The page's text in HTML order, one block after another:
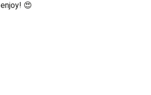
enjoy! 😍